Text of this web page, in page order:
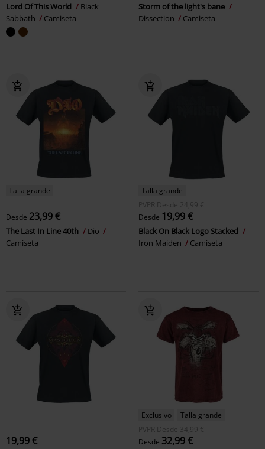
Lord Of This World
Black
Sabbath
Camiseta
Storm of the light's bane
Dissection
Camiseta
Talla grande
Desde 23,99 €
The Last In Line 40th
Dio
Camiseta
Talla grande
PVPR
Desde 24,99 €
Desde 19,99 €
Black On Black Logo Stacked
Iron Maiden
Camiseta
19,99 €
Exclusivo
Talla grande
PVPR
Desde 34,99 €
Desde 32,99 €